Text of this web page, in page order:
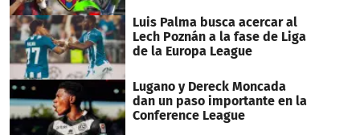
Luis Palma busca acercar al
Lech Poznán a la fase de Liga
de la Europa League
Lugano y Dereck Moncada
dan un paso importante en la
Conference League